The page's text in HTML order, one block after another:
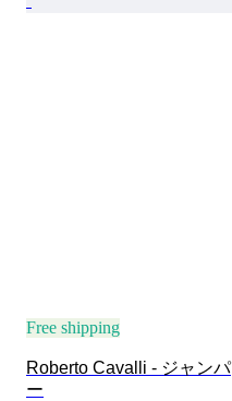
Free shipping
Roberto Cavalli - ジャンパ
ー